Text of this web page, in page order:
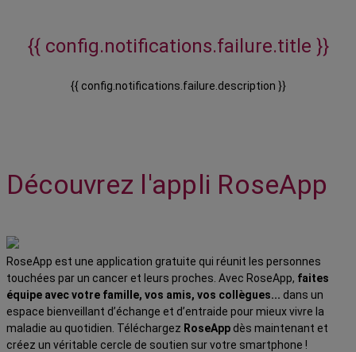
{{ config.notifications.failure.title }}
{{ config.notifications.failure.description }}
Découvrez l'appli RoseApp
RoseApp est une application gratuite qui réunit les personnes
touchées par un cancer et leurs proches. Avec RoseApp, faites
équipe avec votre famille, vos amis, vos collègues... dans un
espace bienveillant d’échange et d’entraide pour mieux vivre la
maladie au quotidien. Téléchargez RoseApp dès maintenant et
créez un véritable cercle de soutien sur votre smartphone !